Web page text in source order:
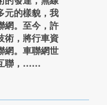
元的樣貌，我
網。至今，許
術，將行車資
網。車聯網世
聯，...